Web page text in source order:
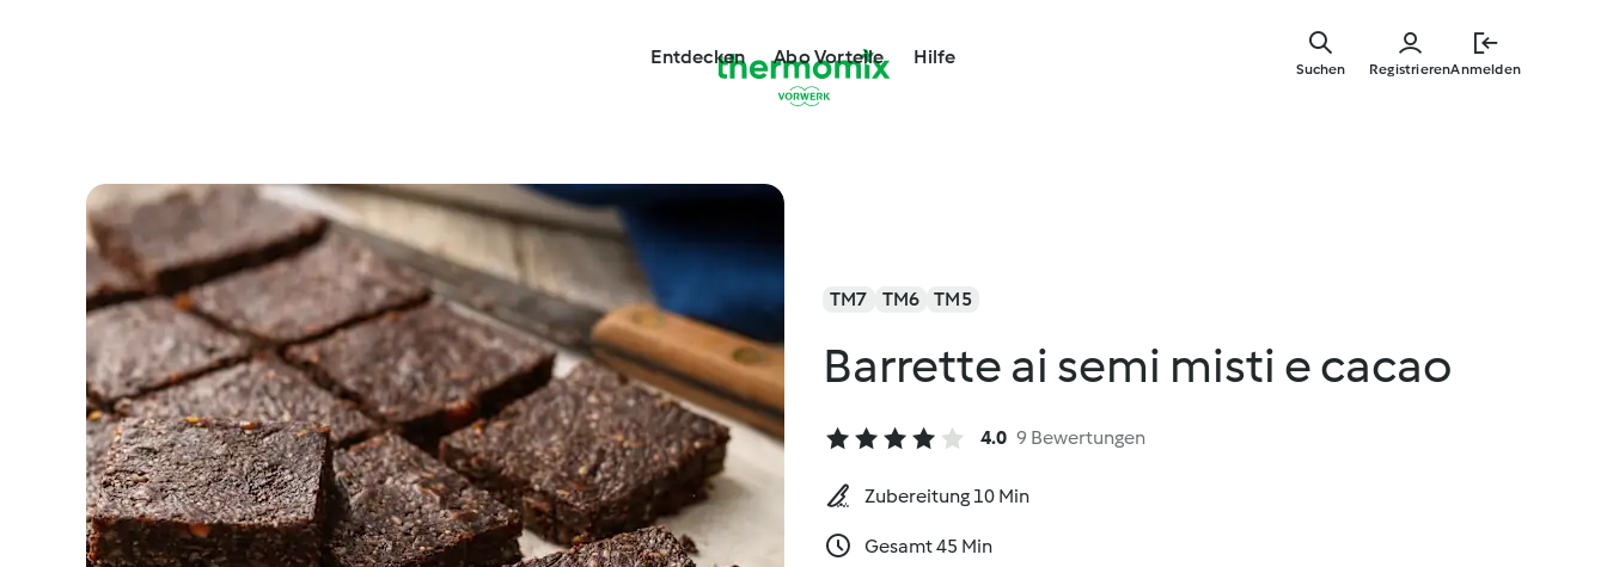
Entdecken Abo Vorteile Hilfe
RegistrierenAnmelden
Suchen
TM7 TM6 TM5
Barrette ai semi misti e cacao
4.0 9 Bewertungen
Zubereitung 10 Min
Gesamt 45 Min